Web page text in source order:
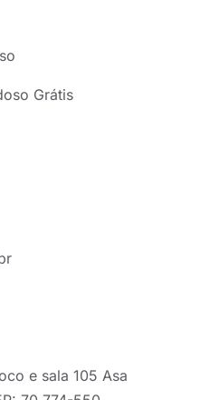
Grátis
e sala 105 Asa